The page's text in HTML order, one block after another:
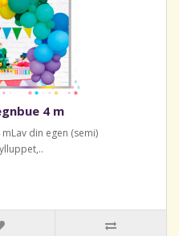
4 m
din egen (semi)